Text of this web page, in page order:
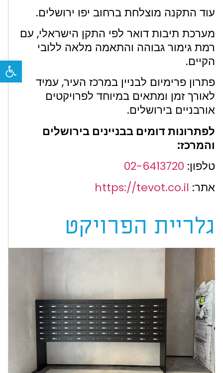
עוד התקנה מוצלחת ברחוב יפו ירושלים.
מערכת תיבות דואר לפי התקן הישראלי, עם
רמת גימור גבוהה והתאמה מלאה ללובי
הקיים.
פתרון פרימיום לבניין במרכז העיר, עמיד
לאורך זמן ומתאים במיוחד לפרויקטים
אורבניים בירושלים.
לפתרונות דומים בבניינים בירושלים
והמרכז:
טלפון: 02-6413720
אתר: https://tevot.co.il
גלריית הפרויקט